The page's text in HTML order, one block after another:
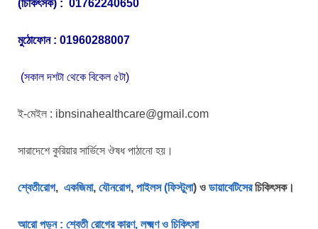
(চিকিৎসক) : 01762240650
মুঠোফোন : 01960288007
(সকাল দশটা থেকে বিকেল ৫টা)
ই-মেইল : ibnsinahealthcare@gmail.com
সারাদেশে কুরিয়ার সার্ভিসে ঔষধ পাঠানো হয়।
শ্বেতীরোগ, একজিমা, যৌনরোগ, পাইলস (ফিস্টুলা) ও ডায়াবেটিসেরচিকিৎসক।
আরো পড়ুন : শ্বেতী রোগের কারণ, লক্ষ্মণ ও চিকিৎসা